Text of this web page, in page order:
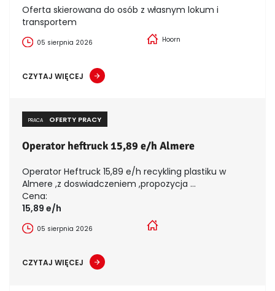
Oferta skierowana do osób z własnym lokum i
transportem
05 sierpnia 2026 Hoorn
CZYTAJ WIĘCEJ
PRACA OFERTY PRACY
Operator heftruck 15,89 e/h Almere
Operator Heftruck 15,89 e/h recykling plastiku w
Almere ,z doswiadczeniem ,propozycja ...
Cena:
15,89 e/h
05 sierpnia 2026
CZYTAJ WIĘCEJ